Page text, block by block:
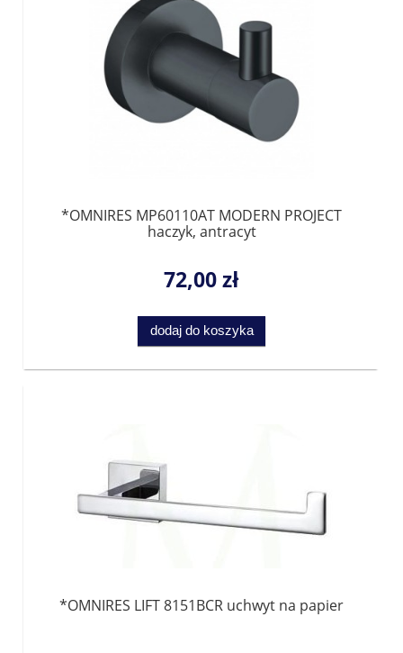
*OMNIRES MP60110AT MODERN PROJECT
haczyk, antracyt
72,00 zł
dodaj do koszyka
*OMNIRES LIFT 8151BCR uchwyt na papier